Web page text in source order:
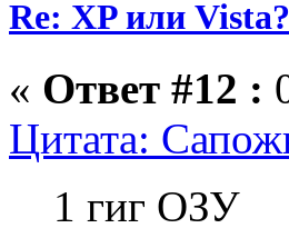
Re: XP или
« Ответ #12 :
Цитата:
1 гиг ОЗУ